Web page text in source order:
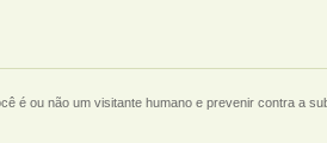
é ou não um visitante humano e prevenir contra a